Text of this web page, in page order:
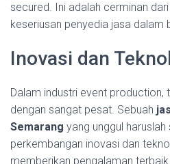
secured. Ini adalah cerminan
keseriusan penyedia jasa dalam
Inovasi dan
Dalam industri event production,
dengan sangat pesat. Sebuah
Semarang yang unggul
perkembangan inovasi dan
memberikan pengalaman